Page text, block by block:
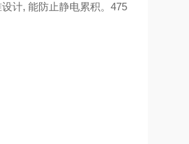
计, 能防止静电累积。475